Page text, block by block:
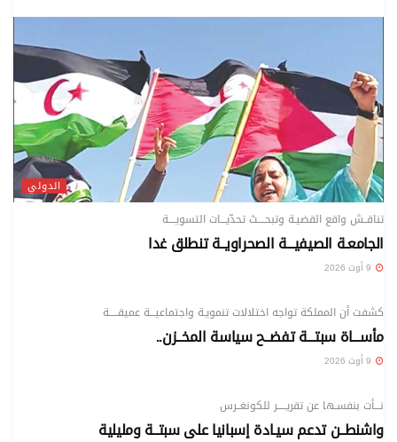
الدولي
تناقــش واقع القضيـة وتبحــــث تحدّيـــات التسويــــة
الجامعـة الصيفيـــة الصحراويــة تنطلق غدا
كشفت أن المملكة تواجه اختلالات تنمويـة واجتماعيـــة عميقـــــة
مأســـاة سبتـــة تفضــح سياسة المخــزن..
نـــأت بنفسـها عن تقريـــــر للكونغــرس
واشنطــن تدعم سيـادة إسبانيا على سبتــة ومليلية